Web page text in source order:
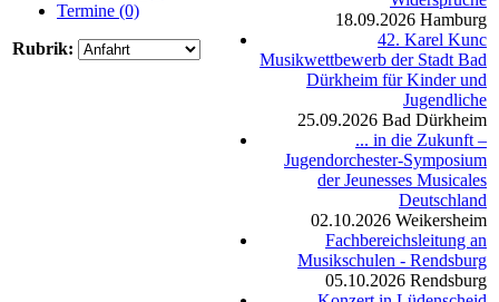
Termine (0)
Rubrik:
18.09.2026 Hamburg
42. Karel Kunc
Musikwettbewerb der Stadt Bad
Dürkheim für Kinder und
Jugendliche
25.09.2026 Bad Dürkheim
... in die Zukunft –
Jugendorchester-Symposium
der Jeunesses Musicales
Deutschland
02.10.2026 Weikersheim
Fachbereichsleitung an
Musikschulen - Rendsburg
05.10.2026 Rendsburg